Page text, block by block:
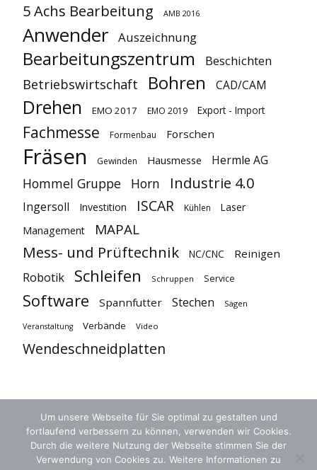
5 Achs Bearbeitung AMB 2016
Anwender Auszeichnung
Bearbeitungszentrum Beschichten
Betriebswirtschaft Bohren CAD/CAM
Drehen EMO 2017 EMO 2019 Export - Import
Fachmesse Formenbau Forschen
Fräsen Gewinden Hausmesse Hermle AG
Hommel Gruppe Horn Industrie 4.0
Ingersoll Investition ISCAR Kühlen
Laser
Management
MAPAL
Mess- und Prüftechnik NC/CNC Reinigen
Robotik Schleifen Schruppen Service
Software Spannfutter Stechen Sägen
Veranstaltung Verbände Video
Wendeschneidplatten
Um unsere Webseite für Sie optimal zu gestalten und
fortlaufend verbessern zu können, verwenden wir Cookies.
Durch die weitere Nutzung der Webseite stimmen Sie der
Verwendung von Cookies zu. Weitere Informationen zu